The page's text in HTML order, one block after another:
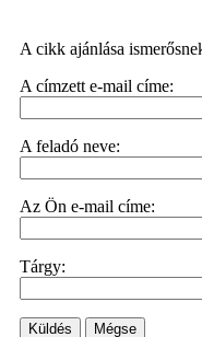
A cikk ajánlása
A címzett e-mail címe:
A feladó neve:
Az Ön e-mail címe:
Tárgy:
Küldés Mégse